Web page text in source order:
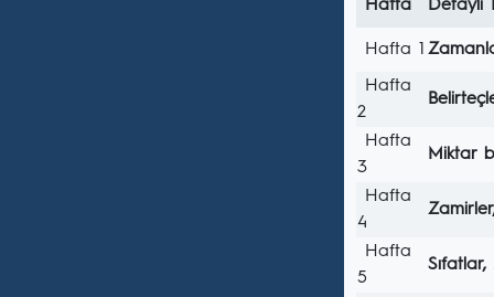
Hafta Detaylı
Hafta 1
Hafta
2
Hafta
3
Miktar
Hafta
4
Hafta
5